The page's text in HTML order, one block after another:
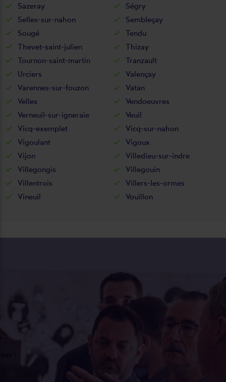
Sazeray
Ségry
Selles-sur-nahon
Sembleçay
Sougé
Tendu
Thevet-saint-julien
Thizay
Tournon-saint-martin
Tranzault
Urciers
Valençay
Varennes-sur-fouzon
Vatan
Velles
Vendoeuvres
Verneuil-sur-igneraie
Veuil
Vicq-exemplet
Vicq-sur-nahon
Vigoulant
Vigoux
Vijon
Villedieu-sur-indre
Villegongis
Villegouin
Villentrois
Villers-les-ormes
Vineuil
Vouillon